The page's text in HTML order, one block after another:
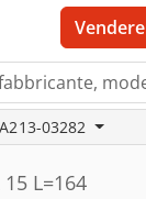
Vendere
03282
15 L=164